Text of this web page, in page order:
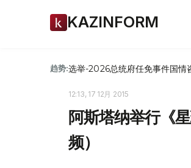
KAZINFORM
趋势:选举-2026总统府任免事件国情
12:13, 17 12月 2015
阿斯塔纳举行《
频）